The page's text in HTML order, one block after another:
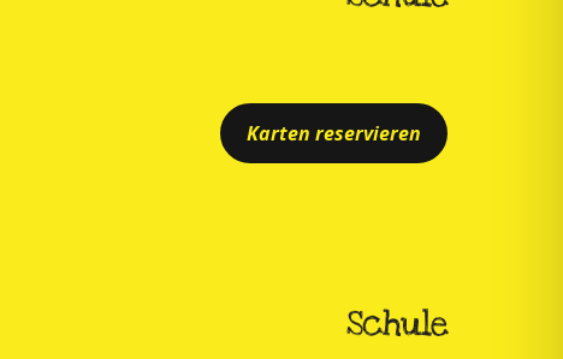
Karten reservieren
Schule